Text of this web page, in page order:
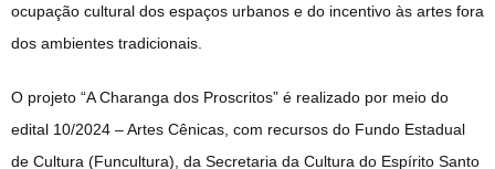
ocupação cultural dos espaços urbanos e do incentivo às artes fora
dos ambientes tradicionais.
O projeto “A Charanga dos Proscritos” é realizado por meio do
edital 10/2024 – Artes Cênicas, com recursos do Fundo Estadual
de Cultura (Funcultura), da Secretaria da Cultura do Espírito Santo